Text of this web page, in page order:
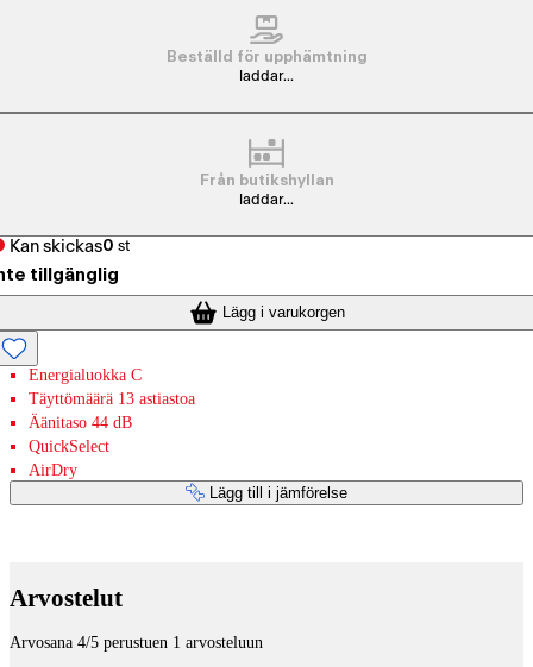
Beställd för upphämtning
laddar...
Från butikshyllan
laddar...
Kan skickas0 st
tillgänglig
Lägg i varukorgen
Energialuokka C
Täyttömäärä 13 astiastoa
Äänitaso 44 dB
QuickSelect
AirDry
Lägg till i jämförelse
Arvostelut
Arvosana 4/5 perustuen 1 arvosteluun